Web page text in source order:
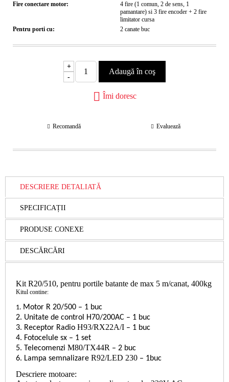
Fire conectare motor:
4 fire (1 comun, 2 de sens, 1
pamantare) si 3 fire encoder + 2 fire
limitator cursa
Pentru porti cu:
2 canate buc
+
-
Îmi doresc
Recomandă Evaluează
DESCRIERE DETALIATĂ
SPECIFICAȚII
PRODUSE CONEXE
DESCĂRCĂRI
Kit R20/510, pentru portile batante de max 5 m/canat, 400kg
Kitul contine:
1. Motor R 20/500 – 1 buc
2. Unitate de control H70/200AC – 1 buc
3. Receptor Radio H93/RX22A/I – 1 buc
4. Fotocelule sx – 1 set
5. Telecomenzi M80/TX44R – 2 buc
6. Lampa semnalizare R92/LED 230 – 1buc
Descriere motoare: